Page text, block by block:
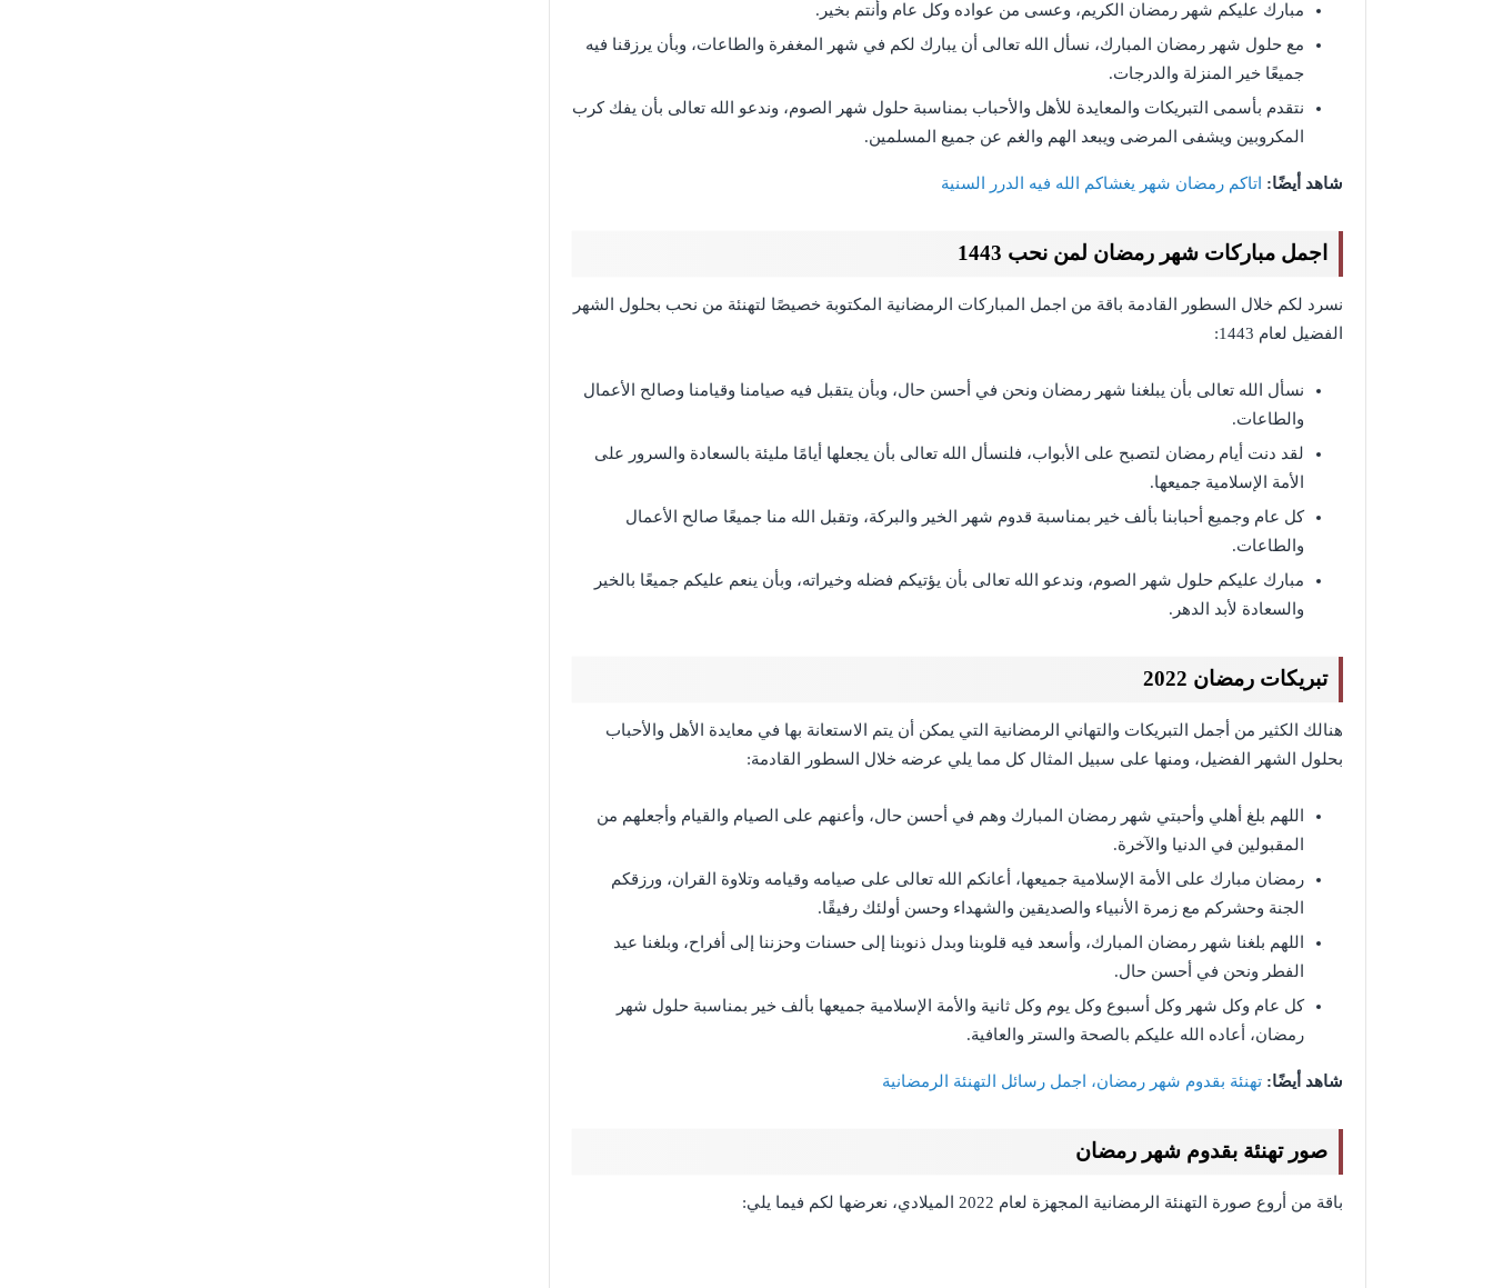
مبارك عليكم شهر رمضان الكريم، وعسى من عواده وكل عام وأنتم بخير.
مع حلول شهر رمضان المبارك، نسأل الله تعالى أن يبارك لكم في شهر المغفرة والطاعات، وبأن يرزقنا فيه
جميعًا خير المنزلة والدرجات.
نتقدم بأسمى التبريكات والمعايدة للأهل والأحباب بمناسبة حلول شهر الصوم، وندعو الله تعالى بأن يفك كرب
المكروبين ويشفى المرضى ويبعد الهم والغم عن جميع المسلمين.
شاهد أيضًا: اتاكم رمضان شهر يغشاكم الله فيه الدرر السنية
اجمل مباركات شهر رمضان لمن نحب 1443
نسرد لكم خلال السطور القادمة باقة من اجمل المباركات الرمضانية المكتوبة خصيصًا لتهنئة من نحب بحلول الشهر
الفضيل لعام 1443:
نسأل الله تعالى بأن يبلغنا شهر رمضان ونحن في أحسن حال، وبأن يتقبل فيه صيامنا وقيامنا وصالح الأعمال
والطاعات.
لقد دنت أيام رمضان لتصبح على الأبواب، فلنسأل الله تعالى بأن يجعلها أيامًا مليئة بالسعادة والسرور على
الأمة الإسلامية جميعها.
كل عام وجميع أحبابنا بألف خير بمناسبة قدوم شهر الخير والبركة، وتقبل الله منا جميعًا صالح الأعمال
والطاعات.
مبارك عليكم حلول شهر الصوم، وندعو الله تعالى بأن يؤتيكم فضله وخيراته، وبأن ينعم عليكم جميعًا بالخير
والسعادة لأبد الدهر.
تبريكات رمضان 2022
هنالك الكثير من أجمل التبريكات والتهاني الرمضانية التي يمكن أن يتم الاستعانة بها في معايدة الأهل والأحباب
بحلول الشهر الفضيل، ومنها على سبيل المثال كل مما يلي عرضه خلال السطور القادمة:
اللهم بلغ أهلي وأحبتي شهر رمضان المبارك وهم في أحسن حال، وأعنهم على الصيام والقيام وأجعلهم من
المقبولين في الدنيا والآخرة.
رمضان مبارك على الأمة الإسلامية جميعها، أعانكم الله تعالى على صيامه وقيامه وتلاوة القران، ورزقكم
الجنة وحشركم مع زمرة الأنبياء والصديقين والشهداء وحسن أولئك رفيقًا.
اللهم بلغنا شهر رمضان المبارك، وأسعد فيه قلوبنا وبدل ذنوبنا إلى حسنات وحزننا إلى أفراح، وبلغنا عيد
الفطر ونحن في أحسن حال.
كل عام وكل شهر وكل أسبوع وكل يوم وكل ثانية والأمة الإسلامية جميعها بألف خير بمناسبة حلول شهر
رمضان، أعاده الله عليكم بالصحة والستر والعافية.
شاهد أيضًا: تهنئة بقدوم شهر رمضان، اجمل رسائل التهنئة الرمضانية
صور تهنئة بقدوم شهر رمضان
باقة من أروع صورة التهنئة الرمضانية المجهزة لعام 2022 الميلادي، نعرضها لكم فيما يلي: